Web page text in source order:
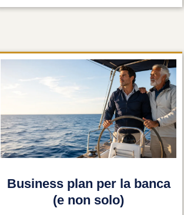
Business plan per la banca
(e non solo)